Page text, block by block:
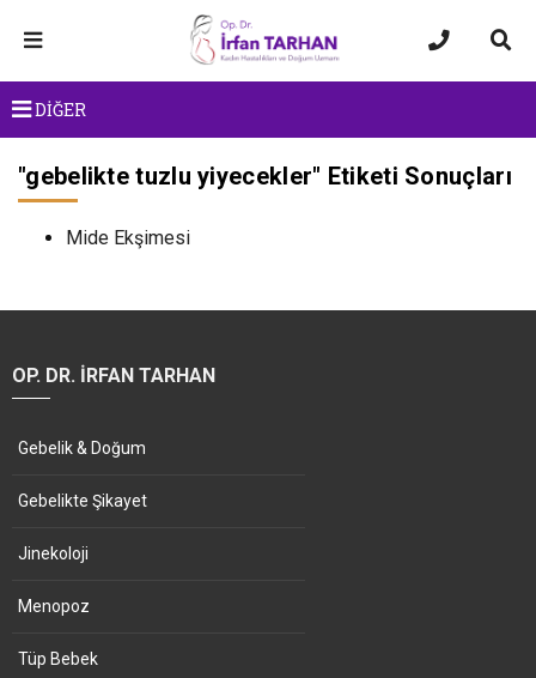
DİĞER
"gebelikte tuzlu yiyecekler" Etiketi Sonuçları
Mide Ekşimesi
OP. DR. İRFAN TARHAN
Gebelik & Doğum
Gebelikte Şikayet
Jinekoloji
Menopoz
Tüp Bebek